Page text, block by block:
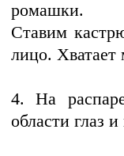
ромашки.
Ставим
лицо. Хватает
4. На
области глаз и